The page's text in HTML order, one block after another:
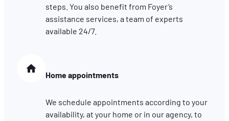
steps. You also benefit from Foyer’s
assistance services, a team of experts
available 24/7.
Home appointments
We schedule appointments according to your
availability, at your home or in our agency, to